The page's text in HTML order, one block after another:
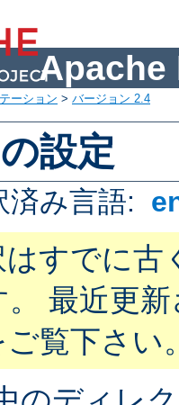
Apache
ーション > バージョン 2.4
設定
済み言語:
はすでに古
最近更
覧下さい